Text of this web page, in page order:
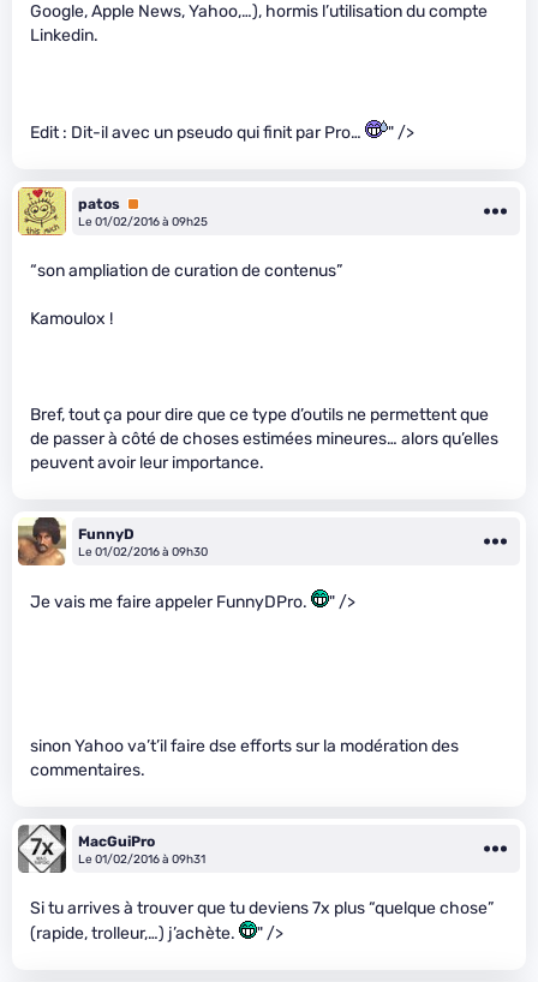
Google, Apple News, Yahoo,…), hormis l’utilisation du compte
Linkedin.
Edit : Dit-il avec un pseudo qui finit par Pro… " />
patos Premium
Le 01/02/2016 à 09h25
“son ampliation de curation de contenus”
Kamoulox !
Bref, tout ça pour dire que ce type d’outils ne permettent que
de passer à côté de choses estimées mineures… alors qu’elles
peuvent avoir leur importance.
FunnyD
Le 01/02/2016 à 09h30
Je vais me faire appeler FunnyDPro. " />
sinon Yahoo va’t’il faire dse efforts sur la modération des
commentaires.
MacGuiPro
Le 01/02/2016 à 09h31
Si tu arrives à trouver que tu deviens 7x plus “quelque chose”
(rapide, trolleur,…) j’achète.
" />